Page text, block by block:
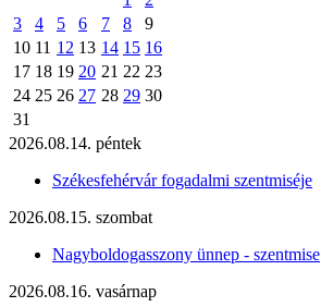
3
4 5 6 7 8
9
10 11 12 13 14 15 16
17 18 19 20 21 22 23
24 25 26 27 28 29 30
31
2026.08.14. péntek
Székesfehérvár fogadalmi szentmiséje
2026.08.15. szombat
Nagyboldogasszony ünnep - szentmise
2026.08.16. vasárnap